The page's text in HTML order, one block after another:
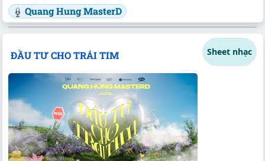
Quang Hung MasterD
ĐẦU TƯ CHO TRÁI TIM Sheet nhạc